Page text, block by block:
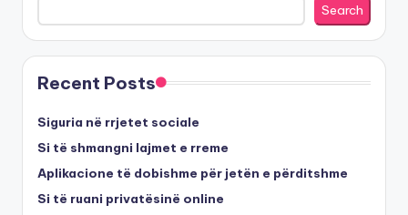
Search
Recent Posts
Siguria në rrjetet sociale
Si të shmangni lajmet e rreme
Aplikacione të dobishme për jetën e përditshme
Si të ruani privatësinë online